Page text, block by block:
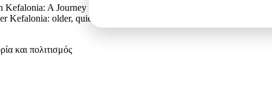
A Journey into the Island’s Medieval Heart Kefalonia is
Kefalonia: older, quieter and deeply connected to history. One of
και πολιτισμός